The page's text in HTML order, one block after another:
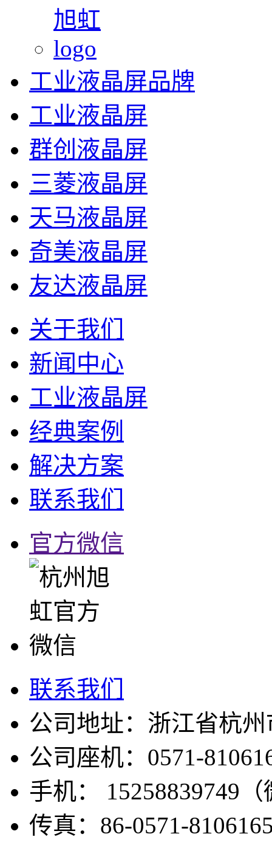
工业液晶屏品牌
工业液晶屏
群创液晶屏
三菱液晶屏
天马液晶屏
奇美液晶屏
友达液晶屏
关于我们
新闻中心
工业液晶屏
经典案例
解决方案
联系我们
官方微信
联系我们
公司地址：浙江省杭
公司座机：0571-
手机： 15258839749
传真：86-0571-